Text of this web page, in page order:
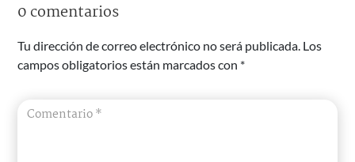
0 comentarios
Tu dirección de correo electrónico no será publicada. Los
campos obligatorios están marcados con *